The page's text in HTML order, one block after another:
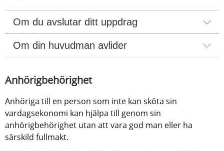
Om du avslutar ditt uppdrag
Om din huvudman avlider
Anhörigbehörighet
Anhöriga till en person som inte kan sköta sin
vardagsekonomi kan hjälpa till genom sin
anhörigbehörighet utan att vara god man eller ha
särskild fullmakt.